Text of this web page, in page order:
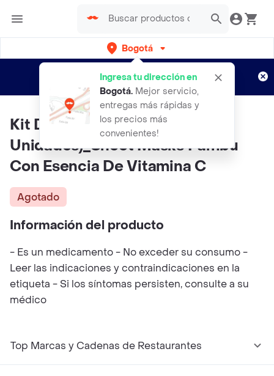
Bogotá
Ingresa tu dirección en
Bogotá. Mejor servicio,
entregas más rápidas y
los precios más
convenientes!
envíos gratis por semanas
Aplican TyC
Kit De Vitamina C (10
Unidades)_Sheet Masks Pambu
Con Esencia De Vitamina C
Agotado
Información del producto
- Es un medicamento - No exceder su consumo -
Leer las indicaciones y contraindicaciones en la
etiqueta - Si los síntomas persisten, consulte a su
médico
Top Marcas y Cadenas de Restaurantes